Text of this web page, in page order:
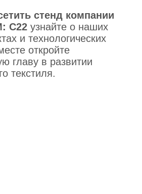
стенд компании
C22 узнайте о наших
и технологических
откройте
главу в развитии
текстиля.